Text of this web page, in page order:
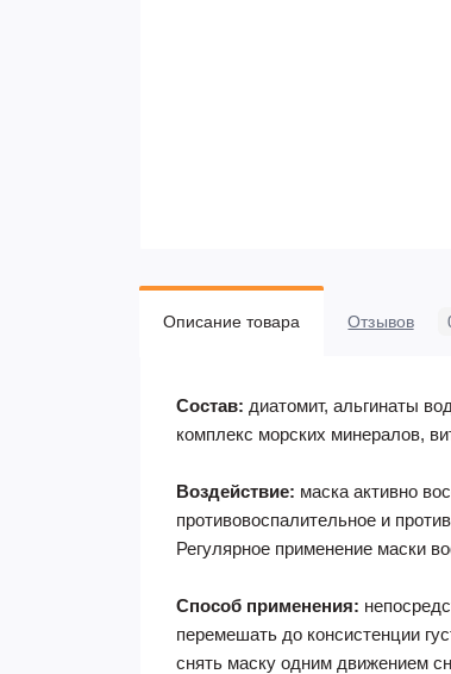
Описание товара Отзывов
Состав: диатомит, альгинаты
комплекс морских минералов,
Воздействие: маска активно
противовоспалительное и
Регулярное применение маски
Способ применения:
перемешать до консистенции
снять маску одним движением